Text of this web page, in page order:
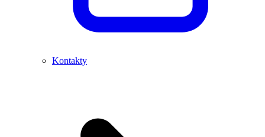
Kontakty